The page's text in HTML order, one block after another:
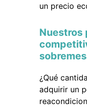
un precio
Nuestros
¿Qué
adquirir un